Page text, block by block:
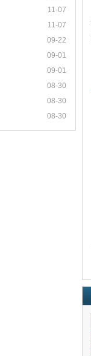
11-07
11-07
09-22
09-01
09-01
08-30
08-30
08-30